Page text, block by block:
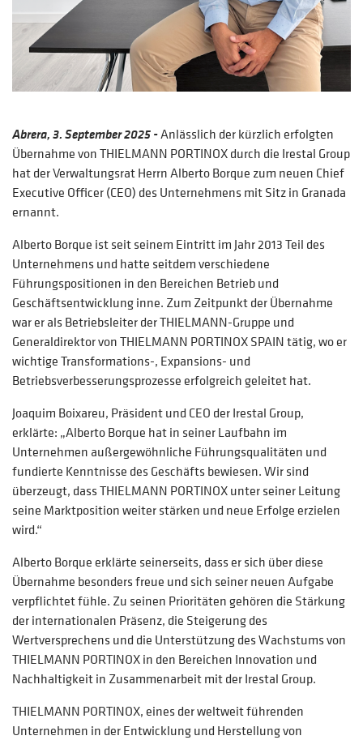
Abrera, 3. September 2025 -Anlässlich der kürzlich erfolgten
Übernahme von THIELMANN PORTINOX durch die Irestal Group
hat der Verwaltungsrat Herrn Alberto Borque zum neuen Chief
Executive Officer (CEO) des Unternehmens mit Sitz in Granada
ernannt.
Alberto Borque ist seit seinem Eintritt im Jahr 2013 Teil des
Unternehmens und hatte seitdem verschiedene
Führungspositionen in den Bereichen Betrieb und
Geschäftsentwicklung inne. Zum Zeitpunkt der Übernahme
war er als Betriebsleiter der THIELMANN-Gruppe und
Generaldirektor von THIELMANN PORTINOX SPAIN tätig, wo er
wichtige Transformations-, Expansions- und
Betriebsverbesserungsprozesse erfolgreich geleitet hat.
Joaquim Boixareu, Präsident und CEO der Irestal Group,
erklärte: „Alberto Borque hat in seiner Laufbahn im
Unternehmen außergewöhnliche Führungsqualitäten und
fundierte Kenntnisse des Geschäfts bewiesen. Wir sind
überzeugt, dass THIELMANN PORTINOX unter seiner Leitung
seine Marktposition weiter stärken und neue Erfolge erzielen
wird.“
Alberto Borque erklärte seinerseits, dass er sich über diese
Übernahme besonders freue und sich seiner neuen Aufgabe
verpflichtet fühle. Zu seinen Prioritäten gehören die Stärkung
der internationalen Präsenz, die Steigerung des
Wertversprechens und die Unterstützung des Wachstums von
THIELMANN PORTINOX in den Bereichen Innovation und
Nachhaltigkeit in Zusammenarbeit mit der Irestal Group.
THIELMANN PORTINOX, eines der weltweit führenden
Unternehmen in der Entwicklung und Herstellung von